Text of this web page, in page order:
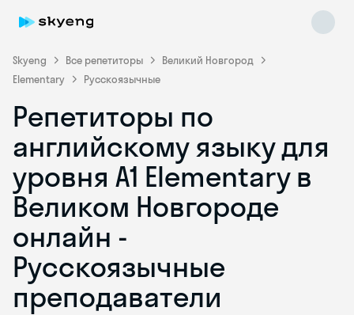
Skyeng Все репетиторы
Великий Новгород
Elementary
Русскоязычные
Репетиторы по
английскому языку для
уровня A1 Elementary в
Великом Новгороде
онлайн -
Русскоязычные
преподаватели
Skyeng Chat